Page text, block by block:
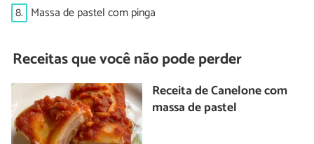
8. Massa de pastel com pinga
Receitas que você não pode perder
Receita de Canelone com
massa de pastel